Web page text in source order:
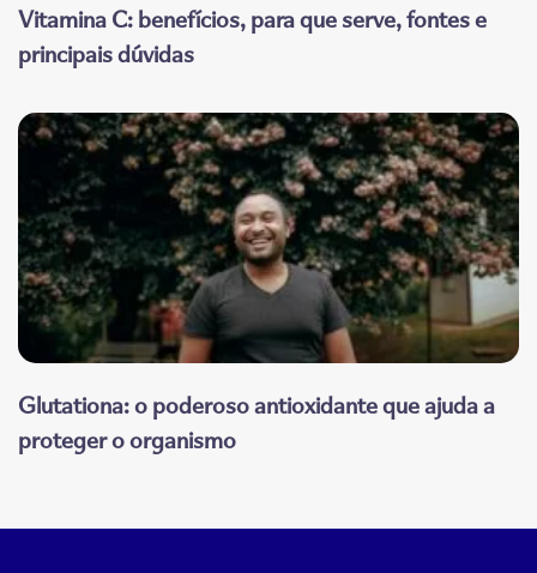
Vitamina C: benefícios, para que serve, fontes e
principais dúvidas
Glutationa: o poderoso antioxidante que ajuda a
proteger o organismo